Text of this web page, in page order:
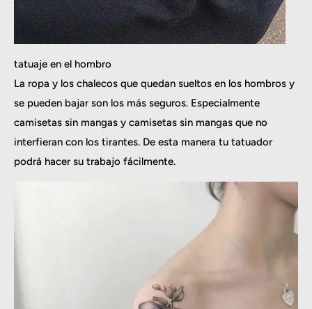
tatuaje en el hombro
La ropa y los chalecos que quedan sueltos en los hombros y
se pueden bajar son los más seguros. Especialmente
camisetas sin mangas y camisetas sin mangas que no
interfieran con los tirantes. De esta manera tu tatuador
podrá hacer su trabajo fácilmente.